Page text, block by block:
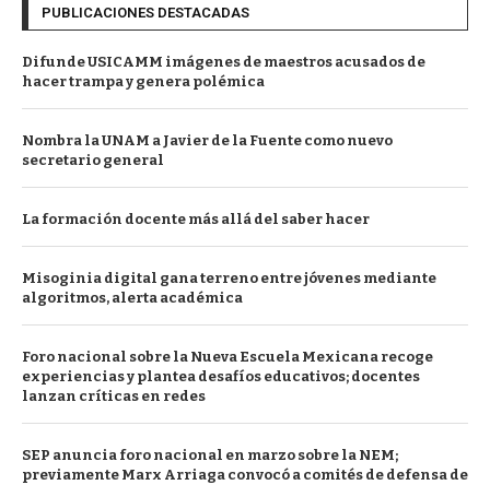
PUBLICACIONES DESTACADAS
Difunde USICAMM imágenes de maestros acusados de
hacer trampa y genera polémica
Nombra la UNAM a Javier de la Fuente como nuevo
secretario general
La formación docente más allá del saber hacer
Misoginia digital gana terreno entre jóvenes mediante
algoritmos, alerta académica
Foro nacional sobre la Nueva Escuela Mexicana recoge
experiencias y plantea desafíos educativos; docentes
lanzan críticas en redes
SEP anuncia foro nacional en marzo sobre la NEM;
previamente Marx Arriaga convocó a comités de defensa de